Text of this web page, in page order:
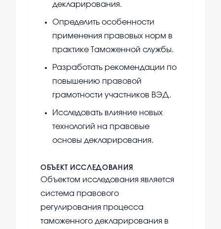
декларирования.
Определить особенности
применения правовых норм в
практике Таможенной службы.
Разработать рекомендации по
повышению правовой
грамотности участников ВЭД.
Исследовать влияние новых
технологий на правовые
основы декларирования.
ОБЪЕКТ ИССЛЕДОВАНИЯ
Объектом исследования является
система правового
регулирования процесса
таможенного декларирования в